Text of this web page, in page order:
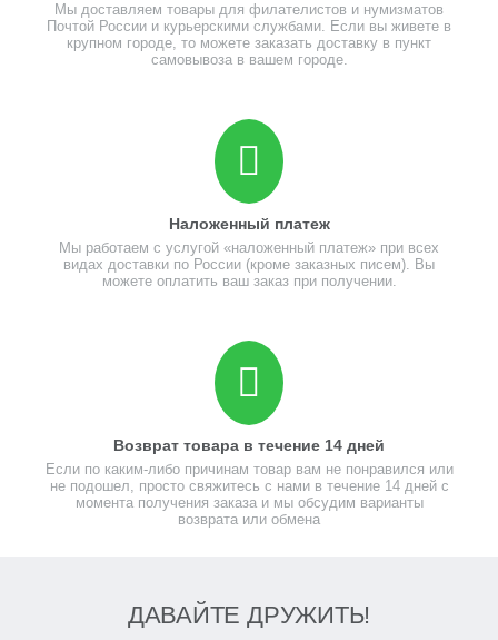
Мы доставляем товары для филателистов и нумизматов
Почтой России и курьерскими службами. Если вы живете в
крупном городе, то можете заказать доставку в пункт
самовывоза в вашем городе.
Наложенный платеж
Мы работаем с услугой «наложенный платеж» при всех
видах доставки по России (кроме заказных писем). Вы
можете оплатить ваш заказ при получении.
Возврат товара в течение 14 дней
Если по каким-либо причинам товар вам не понравился или
не подошел, просто свяжитесь с нами в течение 14 дней с
момента получения заказа и мы обсудим варианты
возврата или обмена
ДАВАЙТЕ ДРУЖИТЬ!